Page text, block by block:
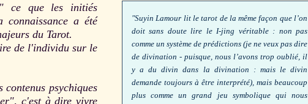
ce que les initiés
a été
du Tarot.
de l'individu sur le
psychiques
c'est à dire vivre
"Suyin Lamour lit le tarot de la même façon que l’on
doit sans doute lire le I-jing véritable : non pas
comme un système de prédictions (je ne veux pas dire
de divination - puisque, nous l’avons trop oublié, il
y a du divin dans la divination : mais le divin
demande toujours à être interprété), mais beaucoup
plus comme un grand jeu symbolique qui nous